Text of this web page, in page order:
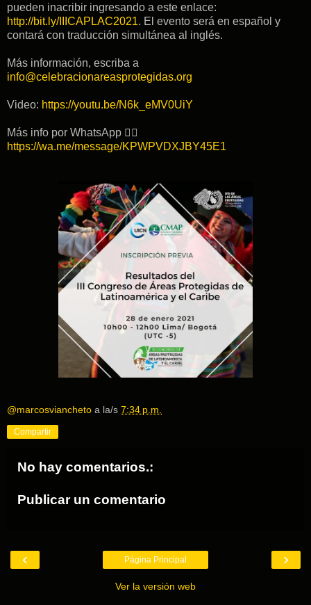
pueden inacribir ingresando a este enlace:
http://bit.ly/IIICAPLAC2021. El evento será en español y
contará con traducción simultánea al inglés.
Más información, escriba a
info@celebracionareasprotegidas.org
Video: https://youtu.be/N6k_eMV0UiY
Más info por WhatsApp 👉🏽
https://wa.me/message/KPWPVDXJBY45E1
@marcosviancheto a la/s 7:34 p.m.
Compartir
No hay comentarios.:
Publicar un comentario
‹ ›
Página Principal
Ver la versión web